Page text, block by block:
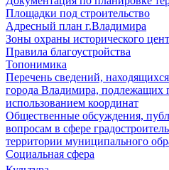
Площадки под строительство
Адресный план г.Владимира
Зоны охраны исторического
Правила благоустройства
Топонимика
Перечень сведений,
города Владимира, подлежащих
использованием координат
Общественные обсуждения,
вопросам в сфере
территории муниципального
Социальная сфера